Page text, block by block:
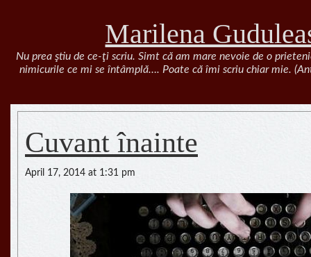
Marilena
Nu prea ştiu de ce-ţi scriu. Simt că am mare nevoie de o
nimicurile ce mi se întâmplă…. Poate că îmi scriu chiar mie.
Cuvant înainte
April 17, 2014 at 1:31 pm